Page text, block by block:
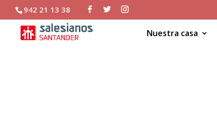
942 21 13 38
Nuestra casa